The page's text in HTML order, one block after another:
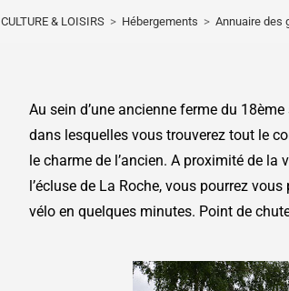
CULTURE & LOISIRS > Hébergements > Annuaire des
Au sein d’une ancienne ferme du
dans lesquelles vous trouverez tout le
le charme de l’ancien. A proximité de la
l’écluse de La Roche, vous pourrez
vélo en quelques minutes. Point de